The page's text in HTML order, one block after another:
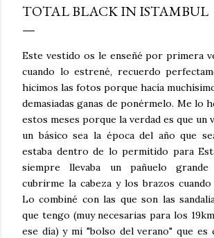
TOTAL BLACK IN ISTAMBUL
Este vestido os le enseñé por primera
cuando lo estrené, recuerdo
hicimos las fotos porque hacía
demasiadas ganas de ponérmelo. Me lo
estos meses porque la verdad es que un
un básico sea la época del año que
estaba dentro de lo permitido para
siempre llevaba un pañuelo
cubrirme la cabeza y los brazos
Lo combiné con las que son las
que tengo (muy necesarias para los
ese día) y mi "bolso del verano" que es